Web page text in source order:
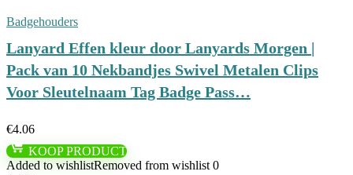
Badgehouders
Lanyard Effen kleur door Lanyards Morgen |
Pack van 10 Nekbandjes Swivel Metalen Clips
Voor Sleutelnaam Tag Badge Pass…
€4.06
KOOP PRODUCT
Added to wishlistRemoved from wishlist 0